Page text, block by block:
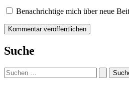
Benachrichtige mich über neue
Suche
Suchen
nach: